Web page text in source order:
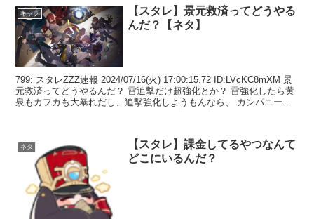
キャラ
【スタレ】景元救済ってどうやる
んだ？【ネタ】
799: スタレZZZ速報 2024/07/16(火) 17:00:15.72 ID:LVcKC8mXM 景
元救済ってどうやるんだ？ 雷追撃だけ超強化とか？ 雷強化したら黄
泉もカフカも大暴れだし、追撃強化しようもんなら、 カンパニー勢
ネタ
【スタレ】課金してるやつなんて
どこにいるんだ？